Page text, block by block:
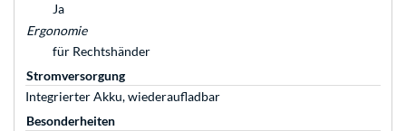
Ja
Ergonomie
für Rechtshänder
Stromversorgung
Integrierter Akku, wiederaufladbar
Besonderheiten